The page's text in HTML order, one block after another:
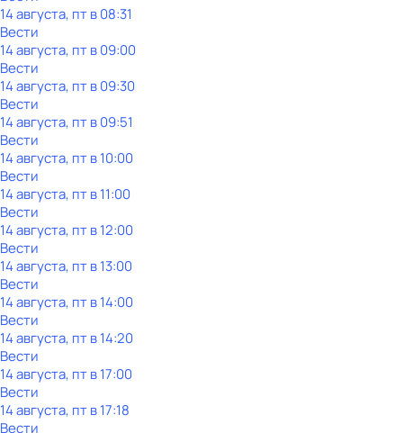
14 августа, пт в 08:31
Вести
14 августа, пт в 09:00
Вести
14 августа, пт в 09:30
Вести
14 августа, пт в 09:51
Вести
14 августа, пт в 10:00
Вести
14 августа, пт в 11:00
Вести
14 августа, пт в 12:00
Вести
14 августа, пт в 13:00
Вести
14 августа, пт в 14:00
Вести
14 августа, пт в 14:20
Вести
14 августа, пт в 17:00
Вести
14 августа, пт в 17:18
Вести